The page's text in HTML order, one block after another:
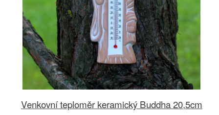
Venkovní teploměr keramický Buddha 20,5cm